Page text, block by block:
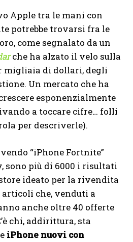
Apple tra le mani con
potrebbe trovarsi fra le
come segnalato da un
che ha alzato il velo sulla
migliaia di dollari, degli
Un mercato che ha
esponenzialmente
a toccare cifre… folli
per descriverle).
“iPhone Fortnite”
sono più di 6000 i risultati
ideato per la rivendita
che, venduti a
anche oltre 40 offerte
chi, addirittura, sta
iPhone nuovi con